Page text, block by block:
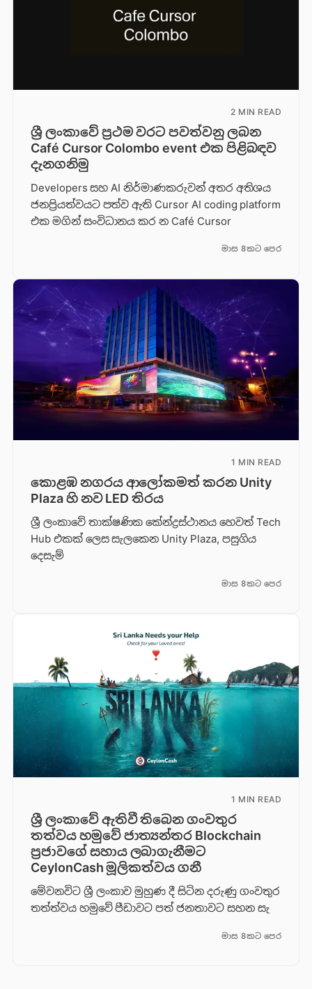
2 MIN READ
ශ්‍රී ලංකාවේ ප්‍රථම වරට පවත්වනු ලබන
Café Cursor Colombo event එක පිළිබඳව
දැනගනිමු
Developers සහ AI නිර්මාණකරුවන් අතර අතිශය
ජනප්‍රියත්වයට පත්ව ඇති Cursor AI coding platform
එක මගින් සංවිධානය කර න Café Cursor
මාස 8කට පෙර
1 MIN READ
කොළඹ නගරය ආලෝකමත් කරන Unity
Plaza හි නව LED තිරය
ශ්‍රී ලංකාවේ තාක්ෂණික කේන්ද්‍රස්ථානය හෙවත් Tech
Hub එකක් ලෙස සැලකෙන Unity Plaza, පසුගිය
දෙසැම්
මාස 8කට පෙර
1 MIN READ
ශ්‍රී ලංකාවේ ඇතිවී තිබෙන ගංවතුර
තත්වය හමුවේ ජාත්‍යන්තර Blockchain
ප්‍රජාවගේ සහාය ලබාගැනීමට
CeylonCash මූලිකත්වය ග​නී
මේවනවිට ශ්‍රී ලංකාව මුහුණ දී සිටින දරුණු ගංවතුර
තත්ත්වය හමුවේ පීඩාවට පත් ජනතාවට සහන සැ
මාස 8කට පෙර